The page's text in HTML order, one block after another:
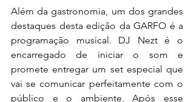
Além da gastronomia, um dos grandes
destaques desta edição da GARFO é a
programação musical. DJ Nezt é o
encarregado de iniciar o som e
promete entregar um set especial que
vai se comunicar perfeitamente com o
público e o ambiente. Após esse